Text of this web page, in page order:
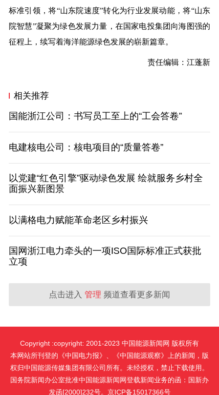
标准引领，将“山东院速度”转化为行业发展动能，将“山东
院智慧”凝聚为绿色发展力量，在国家电投集团向海图强的
征程上，续写着海洋能源绿色发展的崭新篇章。
责任编辑：江蓬新
相关推荐
国能浙江公司：书写员工至上的“工会答卷”
电建核电公司：核电项目的“质量答卷”
以党建“红色引擎”驱动绿色发展 绘就服务乡村全
面振兴新图景
以满格电力赋能革命老区乡村振兴
国网浙江电力牵头的一项ISO国际标准正式获批
立项
点击进入 管理 频道查看更多新闻
Copyright :copyright: 2001-2023 中国能源新闻网 版权所有
本网站所刊登的《中国电力报》、《中国能源观察》上的新闻，版
权归中国能源传媒集团有限公司所有。未经授权，禁止下载使用。
国务院新闻办公室批准中国能源新闻网登载新闻业务的函：国新办
发函[2000]232号。京ICP备15017366号